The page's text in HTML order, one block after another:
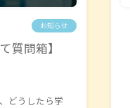
お知らせ
質問箱】
どうしたら学